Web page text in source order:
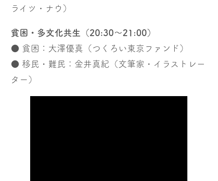
ライツ・ナウ）
貧困・多文化共生（20:30〜21:00）
● 貧困：大澤優真（つくろい東京ファンド）
● 移民・難民：金井真紀（文筆家・イラストレー
ター）